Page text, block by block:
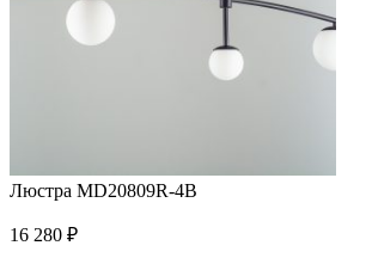
Люстра MD20809R-4B
16 280 ₽